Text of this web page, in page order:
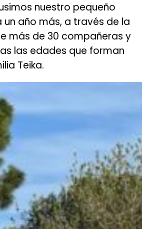
nuestro pequeño
año más, a través de la
más de 30 compañeras y
las edades que forman
Teika.